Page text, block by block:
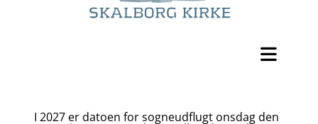
I 2027 er datoen for sogneudflugt onsdag den